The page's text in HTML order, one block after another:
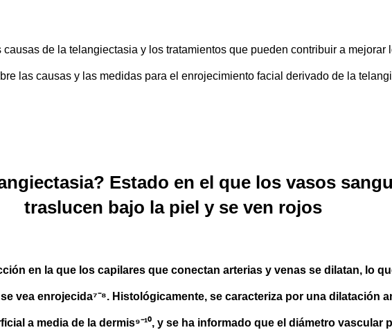
de la telangiectasia y los tratamientos que pueden contribuir a mejorar
las causas y las medidas para el enrojecimiento facial derivado de la
Estado en el que los vasos
traslucen bajo la piel y se ven rojos
en la que los capilares que conectan arterias y venas se dilatan, lo
vea enrojecida⁷⁻⁸. Histológicamente, se caracteriza por una dilatación
a media de la dermis⁹⁻¹⁰, y se ha informado que el diámetro vascular